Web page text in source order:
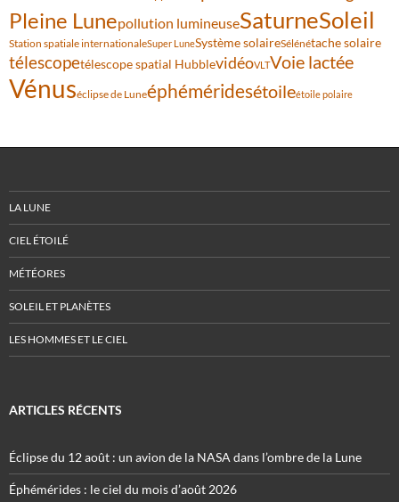
Pleine Lunepollution lumineuseSaturneSoleil
Station spatiale internationaleSuper LuneSystème solaireSélénétache solaire
télescopetélescope spatial HubblevidéoVLTVoie lactée
Vénuséclipse de Luneéphéméridesétoileétoile polaire
LA LUNE
CIEL ÉTOILÉ
MÉTÉORES
SOLEIL ET PLANÈTES
LES HOMMES ET LE CIEL
ARTICLES RÉCENTS
Éclipse du 12 août : un avion de la NASA dans l’ombre de la Lune
Éphémérides : le ciel du mois d’août 2026